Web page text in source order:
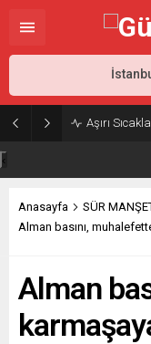
Aşırı
‹
Anasayfa
SÜR
Alman basını,
Alman